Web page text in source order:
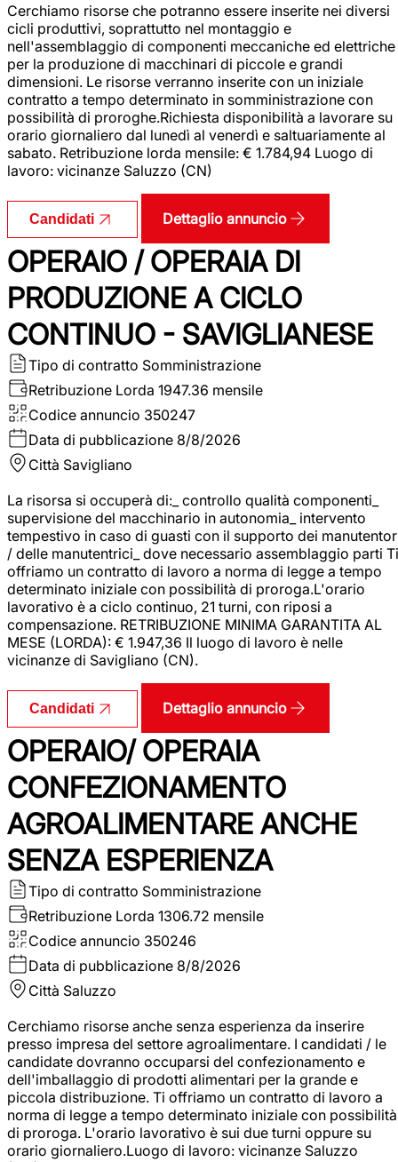
Cerchiamo risorse che potranno essere inserite nei diversi
cicli produttivi, soprattutto nel montaggio e
nell'assemblaggio di componenti meccaniche ed elettriche
per la produzione di macchinari di piccole e grandi
dimensioni. Le risorse verranno inserite con un iniziale
contratto a tempo determinato in somministrazione con
possibilità di proroghe.Richiesta disponibilità a lavorare su
orario giornaliero dal lunedì al venerdì e saltuariamente al
sabato. Retribuzione lorda mensile: € 1.784,94 Luogo di
lavoro: vicinanze Saluzzo (CN)
Candidati Dettaglio annuncio
OPERAIO / OPERAIA DI
PRODUZIONE A CICLO
CONTINUO - SAVIGLIANESE
Tipo di contratto Somministrazione
Retribuzione Lorda 1947.36 mensile
Codice annuncio 350247
Data di pubblicazione 8/8/2026
Città Savigliano
La risorsa si occuperà di:_ controllo qualità componenti_
supervisione del macchinario in autonomia_ intervento
tempestivo in caso di guasti con il supporto dei
/ delle manutentrici_ dove necessario assemblaggio parti Ti
offriamo un contratto di lavoro a norma di legge a tempo
determinato iniziale con possibilità di proroga.L'orario
lavorativo è a ciclo continuo, 21 turni, con riposi a
compensazione. RETRIBUZIONE MINIMA GARANTITA AL
MESE (LORDA): € 1.947,36 Il luogo di lavoro è nelle
vicinanze di Savigliano (CN).
Candidati Dettaglio annuncio
OPERAIO/ OPERAIA
CONFEZIONAMENTO
AGROALIMENTARE ANCHE
SENZA ESPERIENZA
Tipo di contratto Somministrazione
Retribuzione Lorda 1306.72 mensile
Codice annuncio 350246
Data di pubblicazione 8/8/2026
Città Saluzzo
Cerchiamo risorse anche senza esperienza da inserire
presso impresa del settore agroalimentare. I candidati / le
candidate dovranno occuparsi del confezionamento e
dell'imballaggio di prodotti alimentari per la grande e
piccola distribuzione. Ti offriamo un contratto di lavoro a
norma di legge a tempo determinato iniziale con possibilità
di proroga. L'orario lavorativo è sui due turni oppure su
orario giornaliero.Luogo di lavoro: vicinanze Saluzzo